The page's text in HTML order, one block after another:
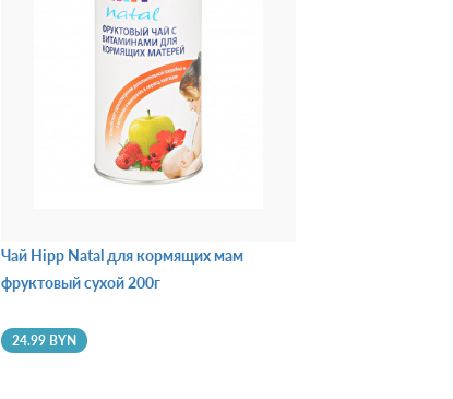
Чай Hipp Natal для кормящих мам
фруктовый сухой 200г
24.99 BYN